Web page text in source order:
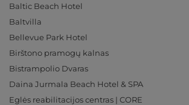
Baltic Beach Hotel
Baltvilla
Bellevue Park Hotel
Birštono pramogų kalnas
Bistrampolio Dvaras
Daina Jurmala Beach Hotel & SPA
Eglės reabilitacijos centras | CORE